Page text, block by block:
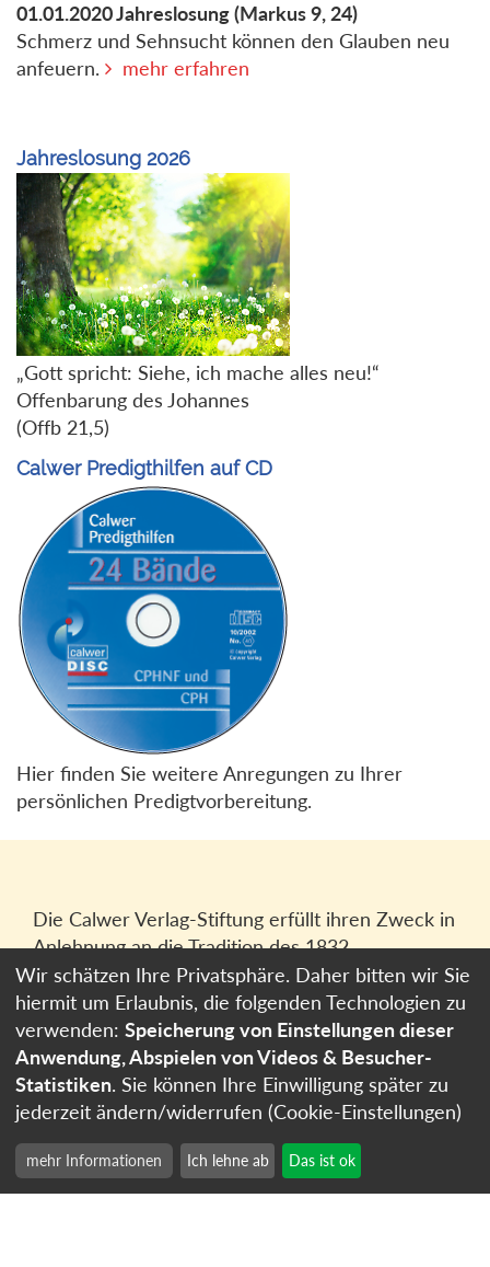
01.01.2020Jahreslosung(Markus 9, 24)
Schmerz und Sehnsucht können den Glauben neu
anfeuern.
mehr erfahren
Jahreslosung 2026
„Gott spricht: Siehe, ich mache alles neu!“
Offenbarung des Johannes
(Offb 21,5)
Calwer Predigthilfen auf CD
Hier finden Sie weitere Anregungen zu Ihrer
persönlichen Predigtvorbereitung.
Die Calwer Verlag-Stiftung erfüllt ihren Zweck in
Anlehnung an die Tradition des 1832
gegründeten Calwer Verlagsvereins, der
heutigen Calwer Verlag Bücher und Medien
GmbHin Stuttgart.
Impressum
Datenschutzerklärung
Cookie-Einstellungen
Wir schätzen Ihre Privatsphäre. Daher bitten wir Sie
hiermit um Erlaubnis, die folgenden Technologien zu
verwenden: Speicherung von Einstellungen dieser
Anwendung, Abspielen von Videos & Besucher-
Statistiken. Sie können Ihre Einwilligung später zu
jederzeit ändern/widerrufen (Cookie-Einstellungen)
mehr Informationen Ich lehne ab Das ist ok